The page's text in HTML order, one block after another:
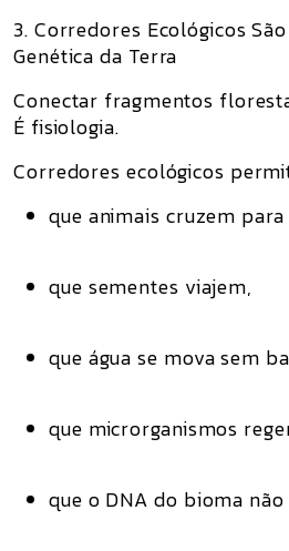
3. Corredores Ecológicos
Genética da Terra
Conectar fragmentos
É fisiologia.
Corredores ecológicos
que animais cruzem
que sementes viajem,
que água se mova sem
que microrganismos
que o DNA do bioma